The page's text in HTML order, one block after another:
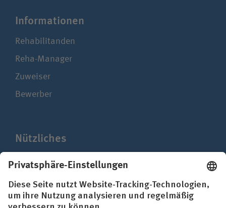
Infor­ma­ti­onen
Rehabilitanden
Reha-Manager
Zuweiser
Bewerber
Nützliches
Presse